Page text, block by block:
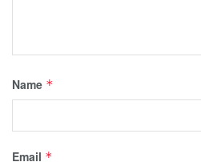
Name *
Email *